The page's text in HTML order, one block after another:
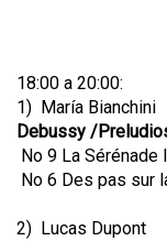
18:00 a 20:00:
1) María Bianchini
Debussy /
No 9 La Sérénade
No 6 Des pas sur
2) Lucas Dupont